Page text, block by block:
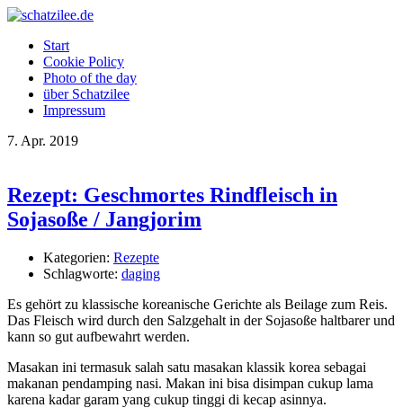
Start
Cookie Policy
Photo of the day
über Schatzilee
Impressum
7. Apr. 2019
Rezept: Geschmortes Rindfleisch in
Sojasoße / Jangjorim
Kategorien: Rezepte
Schlagworte: daging
Es gehört zu klassische koreanische Gerichte als Beilage zum Reis.
Das Fleisch wird durch den Salzgehalt in der Sojasoße haltbarer und
kann so gut aufbewahrt werden.
Masakan ini termasuk salah satu masakan klassik korea sebagai
makanan pendamping nasi. Makan ini bisa disimpan cukup lama
karena kadar garam yang cukup tinggi di kecap asinnya.